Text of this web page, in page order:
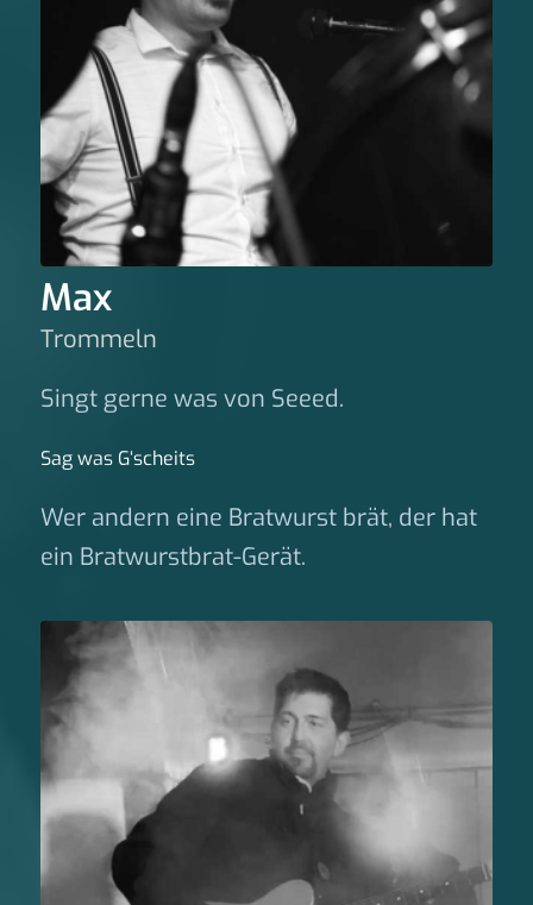
Max
Trommeln
Singt gerne was von Seeed.
Sag was G‘scheits
Wer andern eine Bratwurst brät, der hat
ein Bratwurstbrat-Gerät.